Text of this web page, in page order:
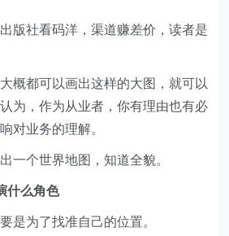
版社看码洋，渠道赚差价，读者是
概都可以画出这样的大图，就可以
为，作为从业者，你有理由也有必
对业务的理解。
一个世界地图，知道全貌。
什么角色
是为了找准自己的位置。